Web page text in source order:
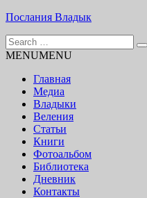
Skip
content
Послания Владык
Основу сайта представляют
Search
for:
MENUMENU
Главная
Медиа
Владыки
Веления
Статьи
Книги
Фотоальбом
Библиотека
Дневник
Контакты